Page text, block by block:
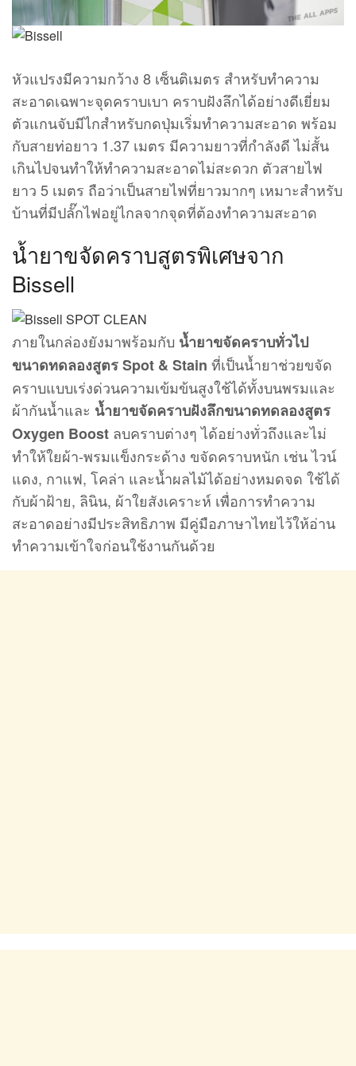
หัวแปรงมีความกว้าง 8 เซ็นติเมตร สำหรับทำความ
สะอาดเฉพาะจุดคราบเบา คราบฝังลึกได้อย่างดีเยี่ยม
ตัวแกนจับมีไกสำหรับกดปุ่มเริ่มทำความสะอาด พร้อม
กับสายท่อยาว 1.37 เมตร มีความยาวที่กำลังดี ไม่สั้น
เกินไปจนทำให้ทำความสะอาดไม่สะดวก ตัวสายไฟ
ยาว 5 เมตร ถือว่าเป็นสายไฟที่ยาวมากๆ เหมาะสำหรับ
บ้านที่มีปลั๊กไฟอยู่ไกลจากจุดที่ต้องทำความสะอาด
น้ำยาขจัดคราบสูตรพิเศษจาก
Bissell
ภายในกล่องยังมาพร้อมกับ น้ำยาขจัดคราบทั่วไป
ขนาดทดลองสูตร Spot & Stain ที่เป็นน้ำยาช่วยขจัด
คราบแบบเร่งด่วนความเข้มข้นสูงใช้ได้ทั้งบนพรมและ
ผ้ากันน้ำและ น้ำยาขจัดคราบฝังลึกขนาดทดลองสูตร
Oxygen Boost ลบคราบต่างๆ ได้อย่างทั่วถึงและไม่
ทำให้ใยผ้า-พรมแข็งกระด้าง ขจัดคราบหนัก เช่น ไวน์
แดง, กาแฟ, โคล่า และน้ำผลไม้ได้อย่างหมดจด ใช้ได้
กับผ้าฝ้าย, ลินิน, ผ้าใยสังเคราะห์ เพื่อการทำความ
สะอาดอย่างมีประสิทธิภาพ มีคู่มือภาษาไทยไว้ให้อ่าน
ทำความเข้าใจก่อนใช้งานกันด้วย